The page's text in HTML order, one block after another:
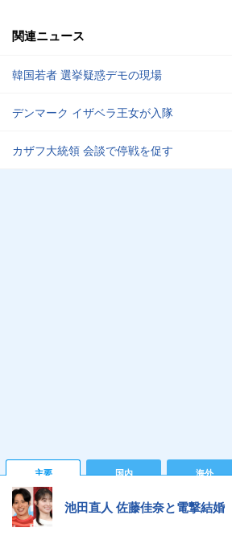
関連ニュース
韓国若者 選挙疑惑デモの現場
デンマーク イザベラ王女が入隊
カザフ大統領 会談で停戦を促す
主要 国内 海外
池田直人 佐藤佳奈と電撃結婚